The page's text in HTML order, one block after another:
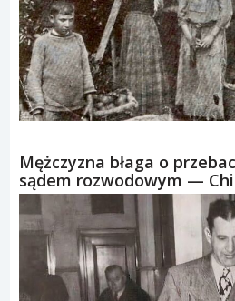
Mężczyzna błaga o
sądem rozwodowym —